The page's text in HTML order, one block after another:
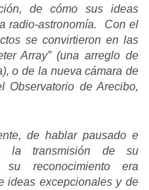
de cómo sus ideas
radio-astronomía. Con el
se convirtieron en las
Array” (una arreglo de
o de la nueva cámara de
Observatorio de Arecibo,
de hablar pausado e
la transmisión de su
reconocimiento era
ideas excepcionales y de